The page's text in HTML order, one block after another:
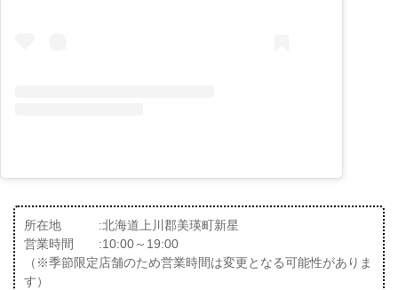
所在地 :北海道上川郡美瑛町新星
営業時間 :10:00～19:00
（※季節限定店舗のため営業時間は変更となる可能性がありま
す）